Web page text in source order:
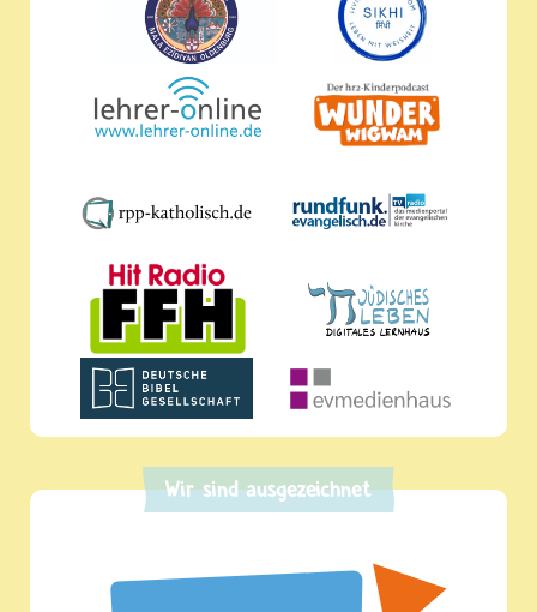
Wir sind ausgezeichnet